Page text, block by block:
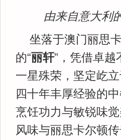
由来自意大利
坐落于澳门丽思
的“丽轩”，凭借卓
一星殊荣，坚定屹
四十年丰厚经验的
烹饪功力与敏锐味
风味与丽思卡尔顿